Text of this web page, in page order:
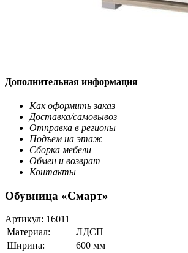
Дополнительная информация
Как оформить заказ
Доставка/самовывоз
Отправка в регионы
Подъем на этаж
Сборка мебели
Обмен и возврат
Контакты
Обувница «Смарт»
Артикул: 16011
Материал:
ЛДСП
Ширина:
600 мм